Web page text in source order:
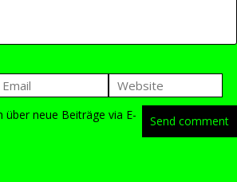
über neue Beiträge via E-